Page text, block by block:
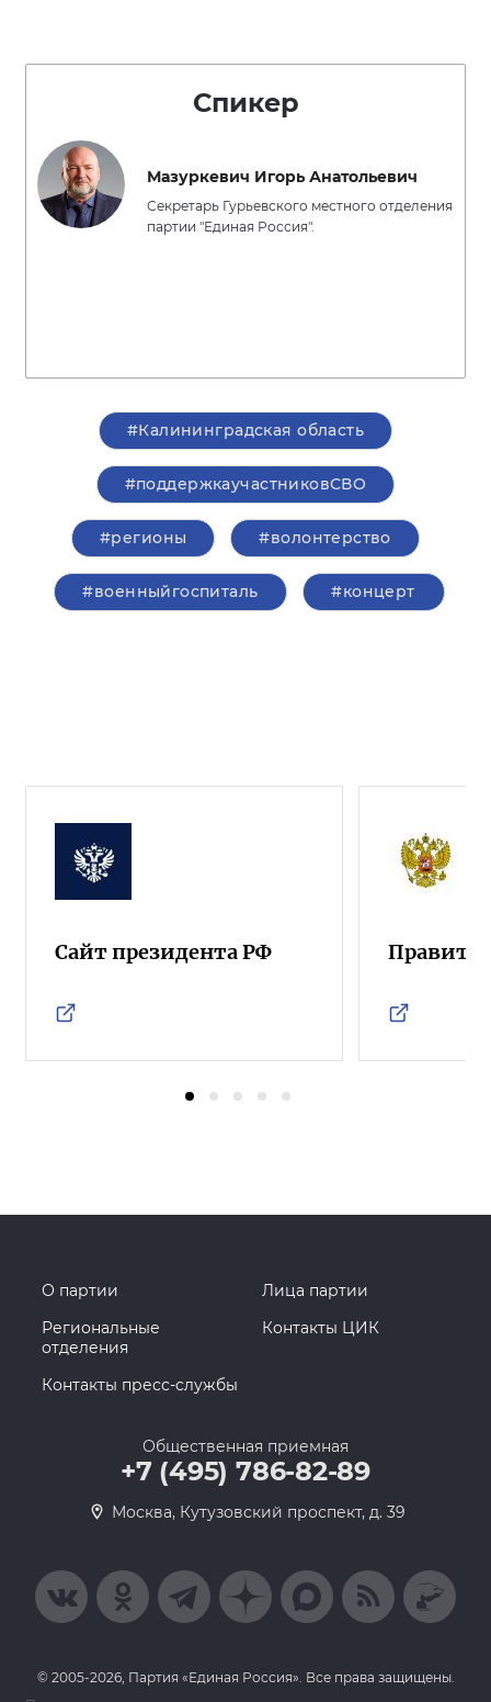
Спикер
Мазуркевич Игорь Анатольевич
Секретарь Гурьевского местного отделения
партии "Единая Россия".
#Калининградская область
#поддержкаучастниковСВО
#регионы #волонтерство
#военныйгоспиталь #концерт
Сайт президента РФ
О партии
Лица партии
Региональные
отделения
Контакты ЦИК
Контакты пресс-службы
Общественная приемная
+7 (495) 786-82-89
Москва, Кутузовский проспект, д. 39
© 2005-2026, Партия «Единая Россия». Все права защищены.